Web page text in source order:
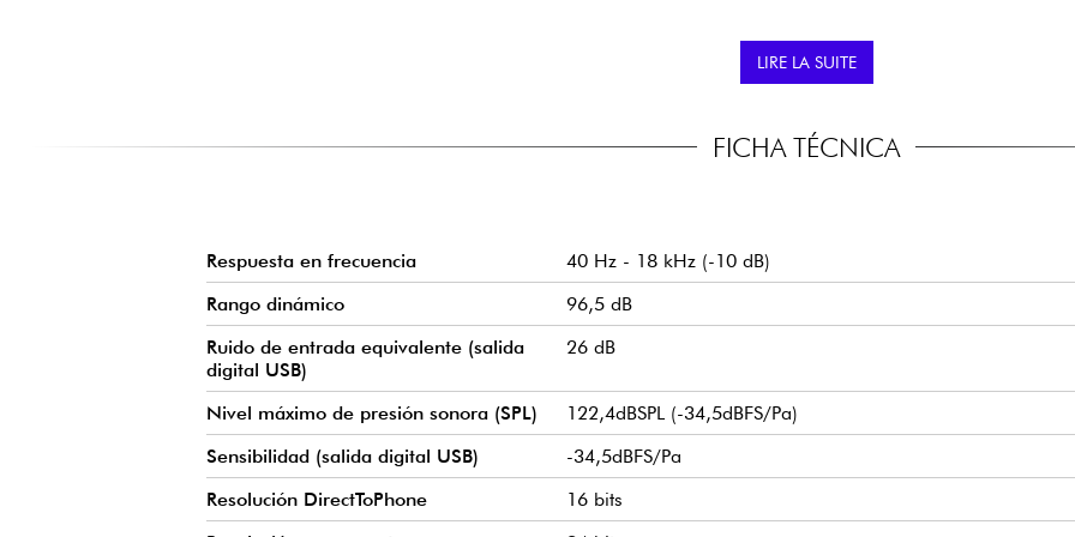
LO QUE DICEN LOS
Fácil de conectar y
LIRE LA SUITE
FICHA TÉCNICA
Respuesta en frecuencia
40 Hz - 18 kHz (-10 dB)
Rango dinámico
96,5 dB
Ruido de entrada equivalente (salida
digital USB)
26 dB
Nivel máximo de presión sonora (SPL)
122,4dBSPL (-34,5dBFS/Pa)
Sensibilidad (salida digital USB)
-34,5dBFS/Pa
Resolución DirectToPhone
16 bits